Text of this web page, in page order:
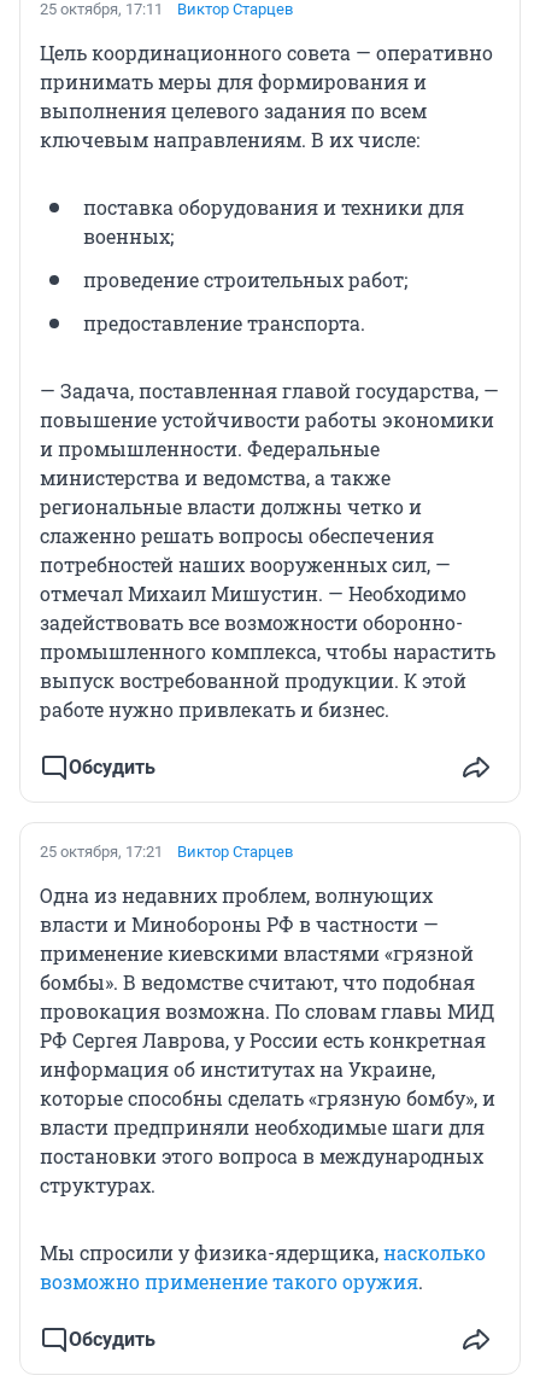
25 октября, 17:11 Виктор Старцев
Цель координационного совета — оперативно
принимать меры для формирования и
выполнения целевого задания по всем
ключевым направлениям. В их числе:
поставка оборудования и техники для
военных;
проведение строительных работ;
предоставление транспорта.
— Задача, поставленная главой государства, —
повышение устойчивости работы экономики
и промышленности. Федеральные
министерства и ведомства, а также
региональные власти должны четко и
слаженно решать вопросы обеспечения
потребностей наших вооруженных сил, —
отмечал Михаил Мишустин. — Необходимо
задействовать все возможности оборонно-
промышленного комплекса, чтобы нарастить
выпуск востребованной продукции. К этой
работе нужно привлекать и бизнес.
Обсудить
25 октября, 17:21 Виктор Старцев
Одна из недавних проблем, волнующих
власти и Минобороны РФ в частности —
применение киевскими властями «грязной
бомбы». В ведомстве считают, что подобная
провокация возможна. По словам главы МИД
РФ Сергея Лаврова, у России есть конкретная
информация об институтах на Украине,
которые способны сделать «грязную бомбу», и
власти предприняли необходимые шаги для
постановки этого вопроса в международных
структурах.
Мы спросили у физика-ядерщика,насколько
возможно применение такого оружия.
Обсудить